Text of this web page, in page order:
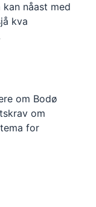
nåast med
kva
om Bodø
om
for